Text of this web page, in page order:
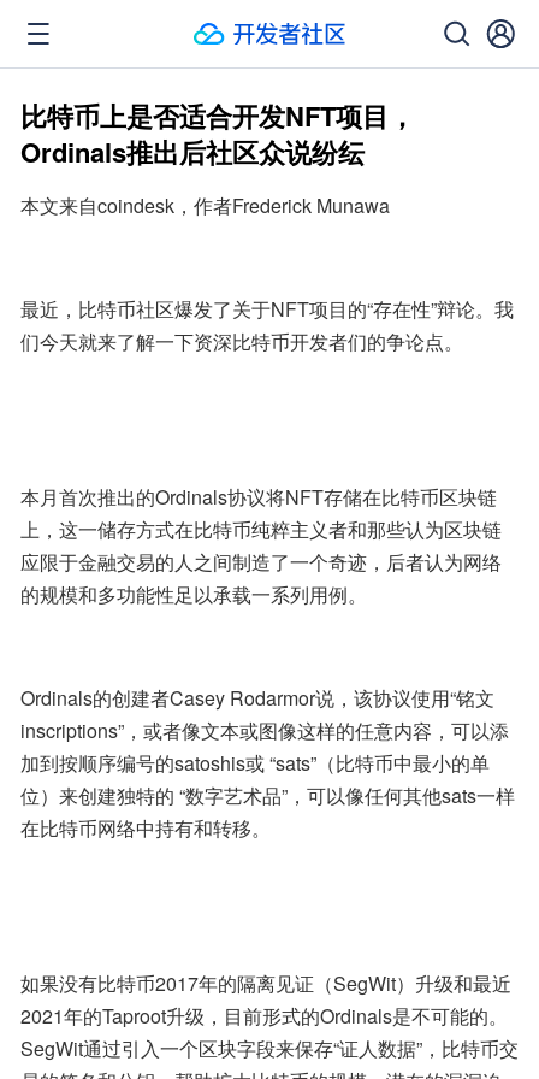
比特币上是否适合开发NFT项目，
Ordinals推出后社区众说纷纭
本文来自coindesk，作者Frederick Munawa
最近，比特币社区爆发了关于NFT项目的“存在性”辩论。我
们今天就来了解一下资深比特币开发者们的争论点。
本月首次推出的Ordinals协议将NFT存储在比特币区块链
上，这一储存方式在比特币纯粹主义者和那些认为区块链
应限于金融交易的人之间制造了一个奇迹，后者认为网络
的规模和多功能性足以承载一系列用例。
Ordinals的创建者Casey Rodarmor说，该协议使用“铭文
inscriptions”，或者像文本或图像这样的任意内容，可以添
加到按顺序编号的satoshis或 “sats”（比特币中最小的单
位）来创建独特的 “数字艺术品”，可以像任何其他sats一样
在比特币网络中持有和转移。
如果没有比特币2017年的隔离见证（SegWit）升级和最近
2021年的Taproot升级，目前形式的Ordinals是不可能的。
SegWit通过引入一个区块字段来保存“证人数据”，比特币交